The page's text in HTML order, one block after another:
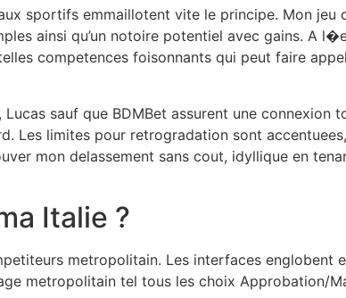
sportifs emmaillotent vite le principe. Mon jeu
ainsi qu’un notoire potentiel avec gains. A
competences foisonnants qui peut faire
sauf que BDMBet assurent une connexion
Les limites pour retrogradation sont
mon delassement sans cout, idyllique en
Italie ?
metropolitain. Les interfaces englobent
metropolitain tel tous les choix Approbation/